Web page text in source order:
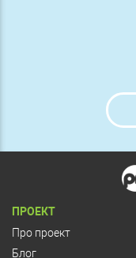
ПРОЕКТ
Про проект
Блог